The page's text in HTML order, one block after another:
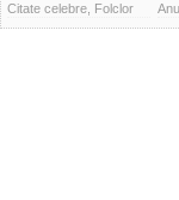
Citate celebre, Folclor